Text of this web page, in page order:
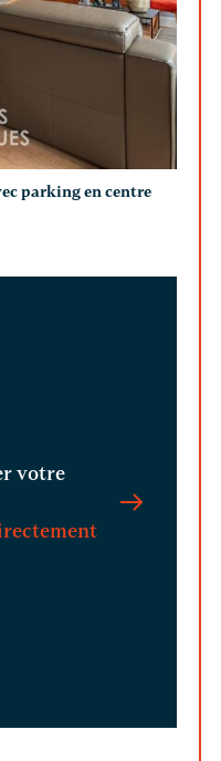
parking en centre
votre